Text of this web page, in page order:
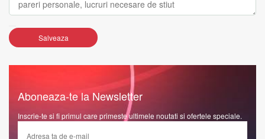
Salveaza
Aboneaza-te la Newsletter
Inscrie-te si fi primul care primeste ultimele noutati si ofertele speciale.